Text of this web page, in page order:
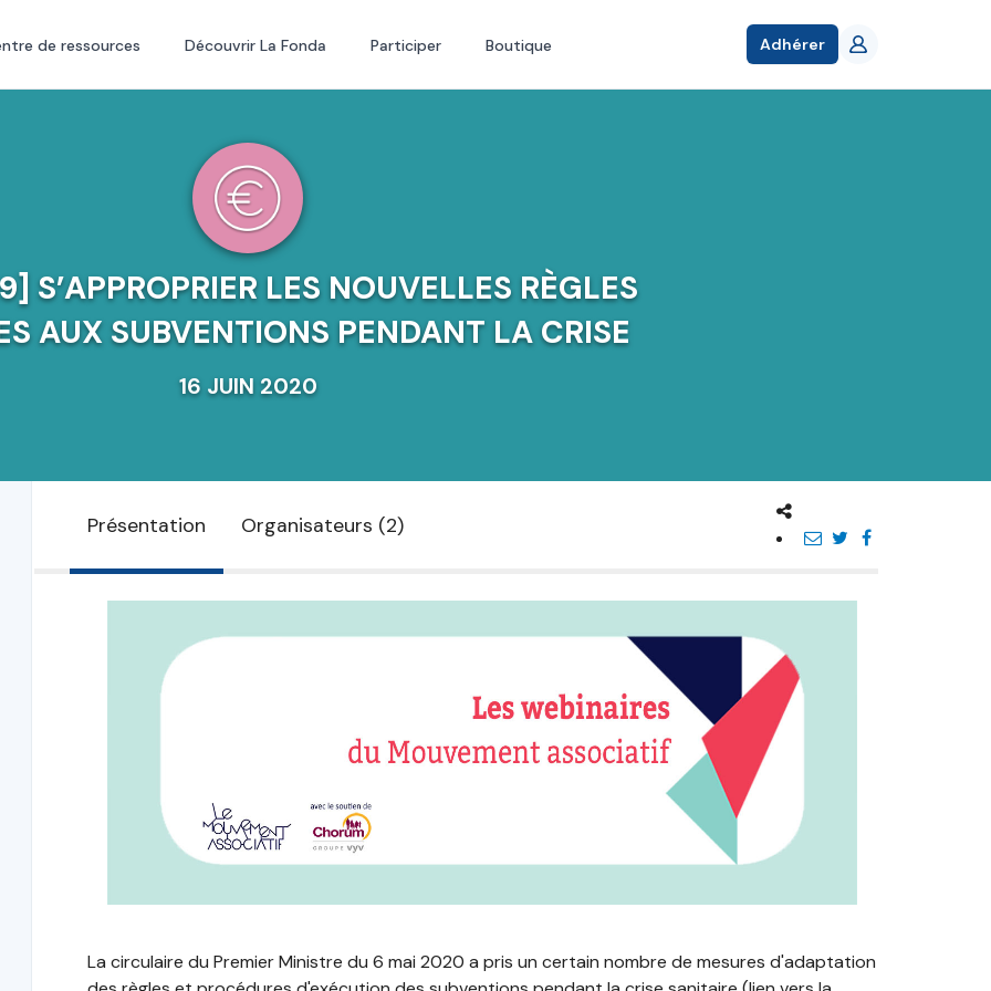
de ressources Découvrir La Fonda Participer Boutique Adhérer
S’APPROPRIER LES NOUVELLES RÈGLES
AUX SUBVENTIONS PENDANT LA CRISE
16 JUIN 2020
Présentation Organisateurs (2)
La circulaire du Premier Ministre du 6 mai 2020 a pris un certain nombre de mesures d'adaptation